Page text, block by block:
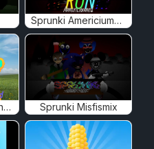
Sprunki Americiumed
Stupid Sprunki Fanmod Sprunki Misfismix